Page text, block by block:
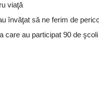
viaţă
învăţat să ne ferim de
care au participat 90 de